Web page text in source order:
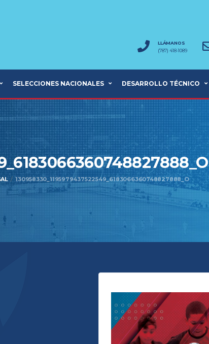
LLÁMANOS
(787) 418-1089
SELECCIONES NACIONALES DESARROLLO TÉCNICO
130958330_1195979437522549_6183066360748827888_O